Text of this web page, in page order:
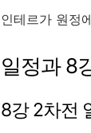
인테르가 원정
일정과 8
8강 2차전